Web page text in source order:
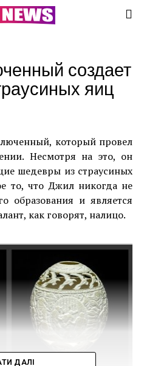
создает
яиц
который провел
Несмотря на это, он
шедевры из страусиных
то, что Джил никогда не
образования и является
как говорят, налицо.
ДАЛІ